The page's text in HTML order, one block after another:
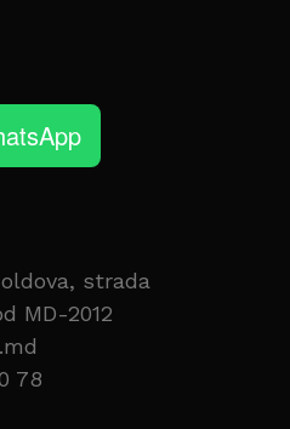
strada
MD-2012
78